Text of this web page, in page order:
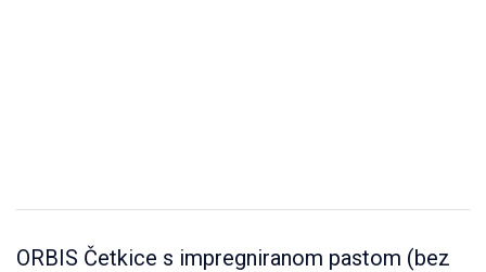
ORBIS Četkice s impregniranom pastom (bez